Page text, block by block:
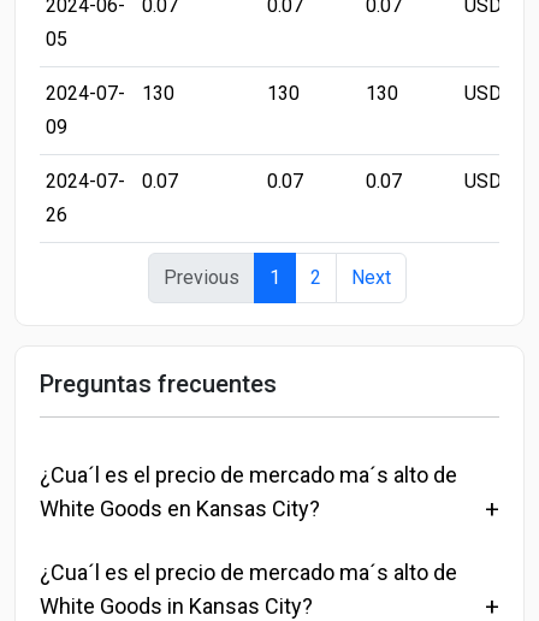
2024-06-
05
0.07 0.07 0.07 USD/LB
2024-07-
09
130 130 130 USD/LB
2024-07-
26
0.07 0.07 0.07 USD/LB
Previous 1 2 Next
Preguntas frecuentes
¿Cua´l es el precio de mercado ma´s alto de
White Goods en Kansas City?
¿Cua´l es el precio de mercado ma´s alto de
White Goods in Kansas City?